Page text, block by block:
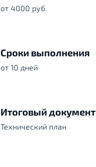
от 4000 руб.
Сроки выполнения
от 10 дней
Итоговый документ
Технический план